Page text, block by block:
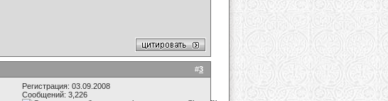
#3
Регистрация: 03.09.2008
Сообщений: 3,226